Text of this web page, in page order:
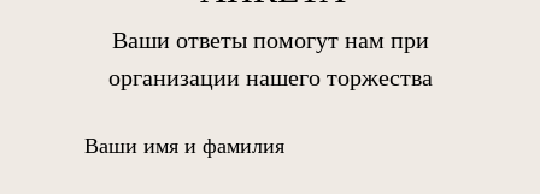
Ваши имя и фамилия
Ваши ответы помогут нам при
организации нашего торжества